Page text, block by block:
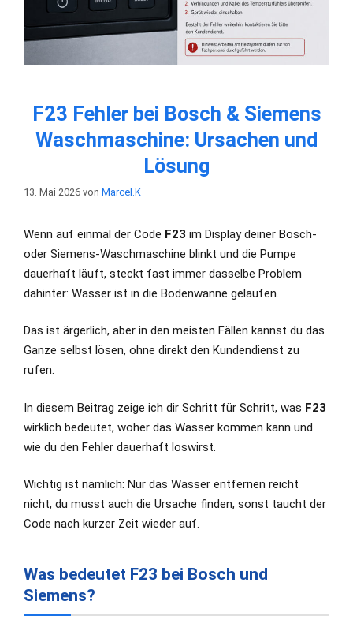
F23 Fehler bei Bosch & Siemens
Waschmaschine: Ursachen und
Lösung
13. Mai 2026 von Marcel.K
Wenn auf einmal der Code F23 im Display deiner Bosch-
oder Siemens-Waschmaschine blinkt und die Pumpe
dauerhaft läuft, steckt fast immer dasselbe Problem
dahinter: Wasser ist in die Bodenwanne gelaufen.
Das ist ärgerlich, aber in den meisten Fällen kannst du das
Ganze selbst lösen, ohne direkt den Kundendienst zu
rufen.
In diesem Beitrag zeige ich dir Schritt für Schritt, was F23
wirklich bedeutet, woher das Wasser kommen kann und
wie du den Fehler dauerhaft loswirst.
Wichtig ist nämlich: Nur das Wasser entfernen reicht
nicht, du musst auch die Ursache finden, sonst taucht der
Code nach kurzer Zeit wieder auf.
Was bedeutet F23 bei Bosch und
Siemens?